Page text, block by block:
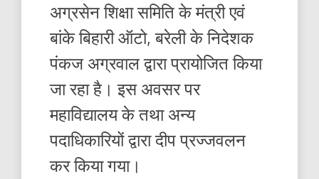
अग्रसेन शिक्षा समिति के मंत्री एवं
बांके बिहारी ऑटो, बरेली के निदेशक
पंकज अग्रवाल द्वारा प्रायोजित किया
जा रहा है। इस अवसर पर
महाविद्यालय के तथा अन्य
पदाधिकारियों द्वारा दीप प्रज्जवलन
कर किया गया।